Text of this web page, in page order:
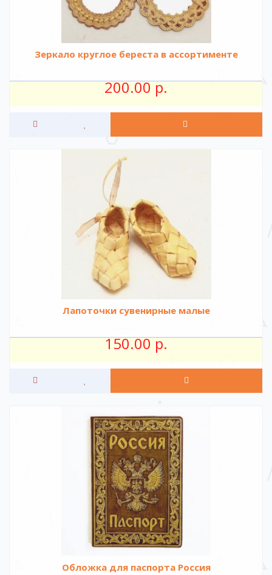
Зеркало круглое береста в ассортименте
200.00 р.
Лапоточки сувенирные малые
150.00 р.
Обложка для паспорта Россия